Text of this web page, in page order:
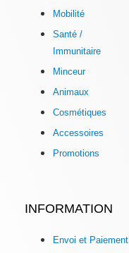
Mobilité
Santé /
Immunitaire
Minceur
Animaux
Cosmétiques
Accessoires
Promotions
INFORMATION
Envoi et Paiement